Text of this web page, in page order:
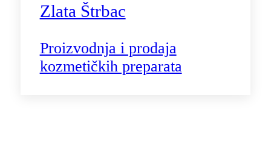
Zlata Štrbac
Proizvodnja i prodaja
kozmetičkih preparata